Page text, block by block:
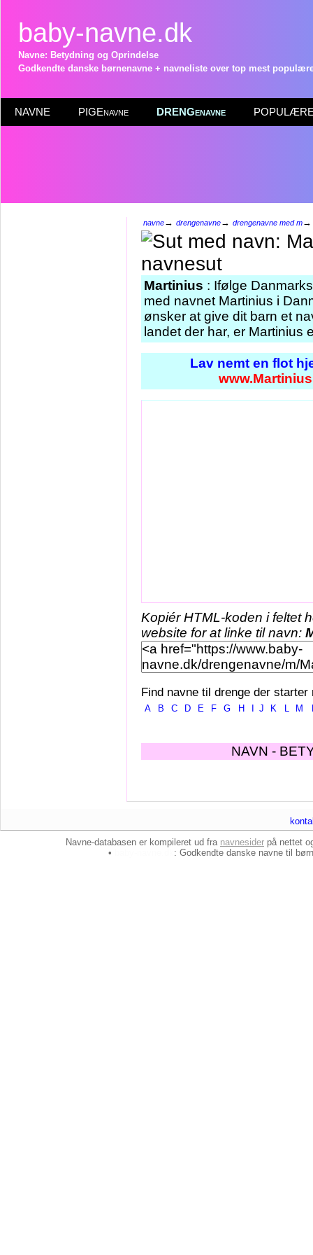
baby-navne.dk
Navne: Betydning og Oprindelse
Godkendte danske børnenavne + navneliste over top mest
NAVNE PIGEnavne DRENGenavne POPULÆRE
navne→ drengenavne→ drengenavne med m
Martinius : Ifølge
med navnet Martinius i
ønsker at give dit barn et
landet der har, er Martinius
Lav nemt en flot
Kopiér HTML-koden i feltet
website for at linke til navn:
Find navne til drenge der starter
A B C D E F G H J K L M
NAVN -
Navne-databasen er kompileret ud fra navnesider på nettet
•
: Godkendte danske navne til børn